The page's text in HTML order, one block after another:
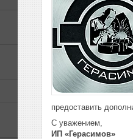
предоставить
С уважением,
ИП «Герасимов»